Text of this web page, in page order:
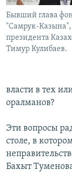
Бывший глава
"Самрук-Казына",
президента
Тимур Кулибаев.
власти в тех
оралманов?
Эти вопросы
столе, в
Бахыт